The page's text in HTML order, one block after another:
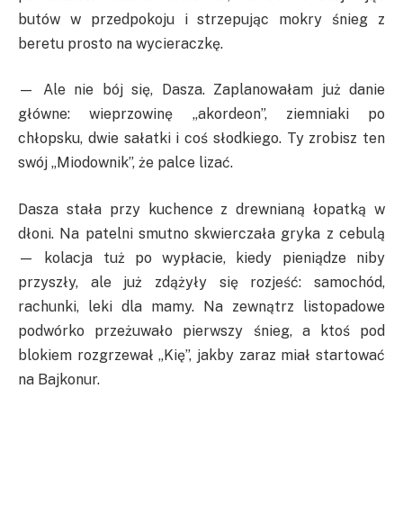
butów w przedpokoju i strzepując mokry śnieg z
beretu prosto na wycieraczkę.
— Ale nie bój się, Dasza. Zaplanowałam już danie
główne: wieprzowinę „akordeon”, ziemniaki po
chłopsku, dwie sałatki i coś słodkiego. Ty zrobisz ten
swój „Miodownik”, że palce lizać.
Dasza stała przy kuchence z drewnianą łopatką w
dłoni. Na patelni smutno skwierczała gryka z cebulą
— kolacja tuż po wypłacie, kiedy pieniądze niby
przyszły, ale już zdążyły się rozjeść: samochód,
rachunki, leki dla mamy. Na zewnątrz listopadowe
podwórko przeżuwało pierwszy śnieg, a ktoś pod
blokiem rozgrzewał „Kię”, jakby zaraz miał startować
na Bajkonur.